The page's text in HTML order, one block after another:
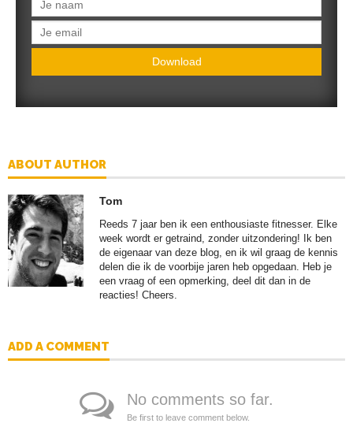
Download
ABOUT AUTHOR
Tom
Reeds 7 jaar ben ik een enthousiaste fitnesser. Elke
week wordt er getraind, zonder uitzondering! Ik ben
de eigenaar van deze blog, en ik wil graag de kennis
delen die ik de voorbije jaren heb opgedaan. Heb je
een vraag of een opmerking, deel dit dan in de
reacties! Cheers.
ADD A COMMENT
No comments so far.
Be first to leave comment below.